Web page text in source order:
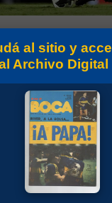
2 - Boca 0
al sitio y
Archivo Digital